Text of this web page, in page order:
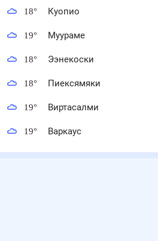
18° Куопио
19° Муураме
18° Ээнекоски
18° Пиексямяки
19° Виртасалми
19° Варкаус